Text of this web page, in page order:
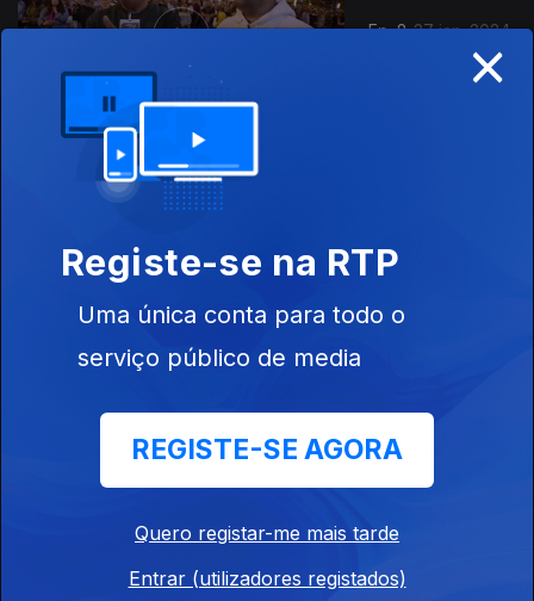
Ep. 8 27 jan. 2024
Ep. 6
×
Registe-se na RTP
Uma única conta para todo o
serviço público de media
REGISTE-SE AGORA
Quero registar-me mais tarde
Entrar (utilizadores registados)